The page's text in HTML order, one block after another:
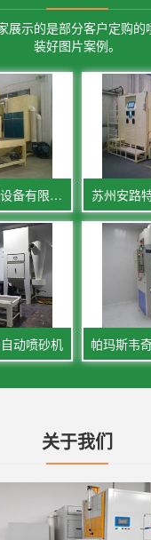
展示的是部分客户定购的
装好图片案例。
宜兴九州氯碱工程设备有限公司 苏州安路
动喷砂机
关于我们